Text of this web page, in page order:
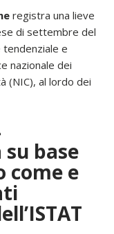
registra una lieve
di settembre del
e
nazionale dei
(NIC), al lordo dei
su base
come e